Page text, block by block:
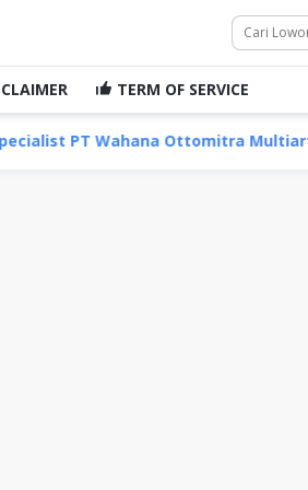
TERM OF SERVICE
Ottomitra Multiartha Tbk, Bekasi